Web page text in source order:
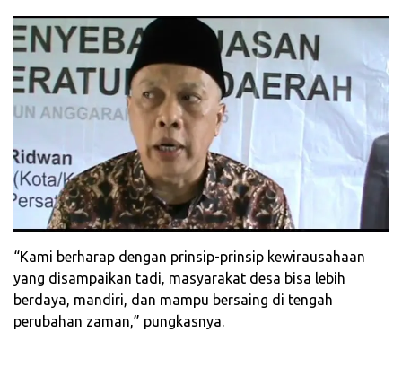
“Kami berharap dengan prinsip-prinsip kewirausahaan
yang disampaikan tadi, masyarakat desa bisa lebih
berdaya, mandiri, dan mampu bersaing di tengah
perubahan zaman,” pungkasnya.